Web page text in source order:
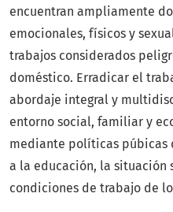
encuentran ampliamente
emocionales, físicos y
trabajos considerados
doméstico. Erradicar el
abordaje integral y
entorno social, familiar y
mediante políticas púbicas
a la educación, la situación
condiciones de trabajo de